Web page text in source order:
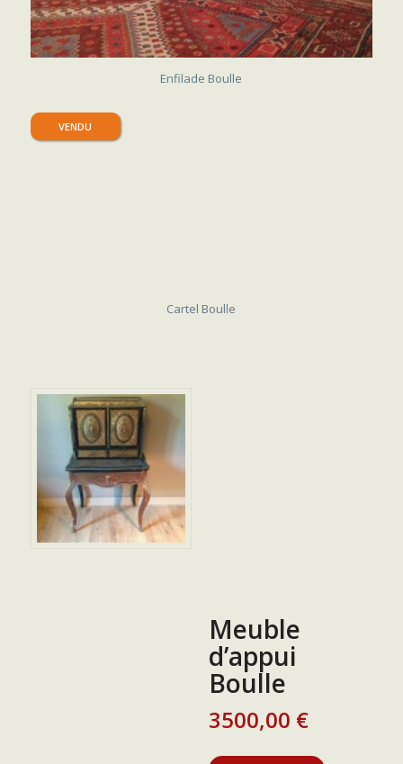
Enfilade Boulle
VENDU
Cartel Boulle
Meuble
d’appui
Boulle
3500,00 €